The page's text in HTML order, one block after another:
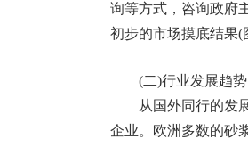
询等方式，咨询政府
初步的市场摸底结果(
(二)行业发展趋势
从国外同行的发展
企业。欧洲多数的砂